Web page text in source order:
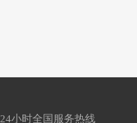
24小时全国服务热线